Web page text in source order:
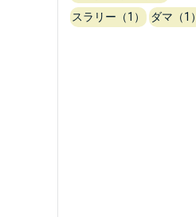
スラリー（1）
ダマ（1）